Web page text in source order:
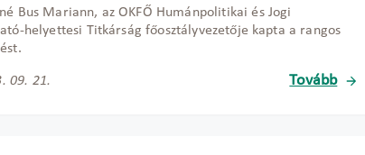
Bus Mariann, az OKFŐ Humánpolitikai és Jogi
helyettesi Titkárság főosztályvezetője kapta a rangos
09. 21. Tovább